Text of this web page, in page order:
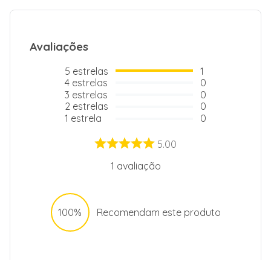
Capacidade Total
435 L
Avaliações
5 estrelas
4 estrelas
3 estrelas
2 estrelas
1 estrela
1
0
0
0
0
5.00
1 avaliação
100% Recomendam este produto